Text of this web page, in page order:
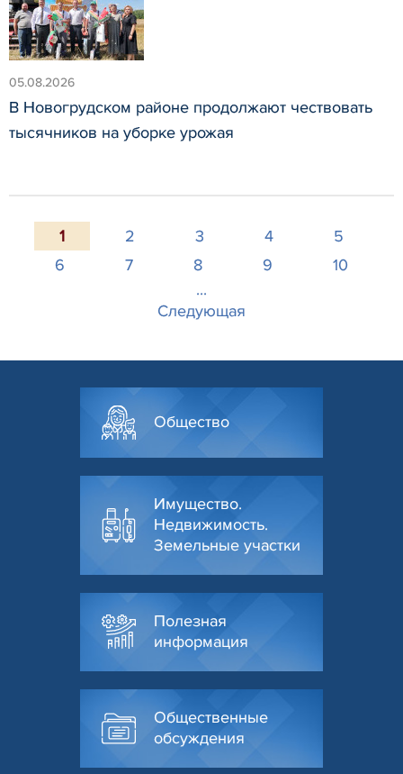
05.08.2026
В Новогрудском районе продолжают чествовать
тысячников на уборке урожая
1 2 3 4
5
6
7 8 9
10
...
Следующая
Общество
Имущество.
Недвижимость.
Земельные участки
Полезная
информация
Общественные
обсуждения